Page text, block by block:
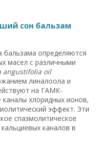
сон бальзам
бальзама определяются
масел с различными
angustifolia oil
линалоола и
на ГАМК-
каналы хлоридных ионов,
эффект. Эти
спазмолитическое
каналов в